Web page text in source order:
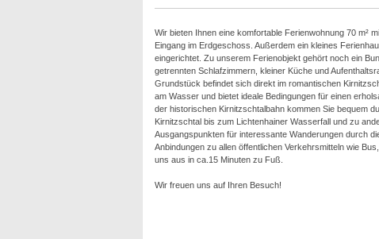
Wir bieten Ihnen eine komfortable Ferienwohnung 70 m²
Eingang im Erdgeschoss. Außerdem ein kleines
eingerichtet. Zu unserem Ferienobjekt gehört noch ein
getrennten Schlafzimmern, kleiner Küche und
Grundstück befindet sich direkt im romantischen
am Wasser und bietet ideale Bedingungen für einen
der historischen Kirnitzschtalbahn kommen Sie bequem
Kirnitzschtal bis zum Lichtenhainer Wasserfall und zu
Ausgangspunkten für interessante Wanderungen durch
Anbindungen zu allen öffentlichen Verkehrsmitteln wie
uns aus in ca.15 Minuten zu Fuß.
Wir freuen uns auf Ihren Besuch!